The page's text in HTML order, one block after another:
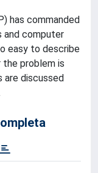
has commanded
and computer
easy to describe
problem is
are discussed